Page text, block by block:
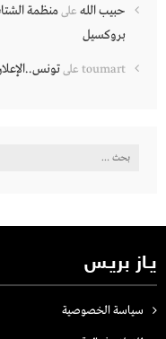
حبيب الله علىمنظمة
بروكسيل
toumart على
البحث
يـاز بريـس
سياسة الخصوصية